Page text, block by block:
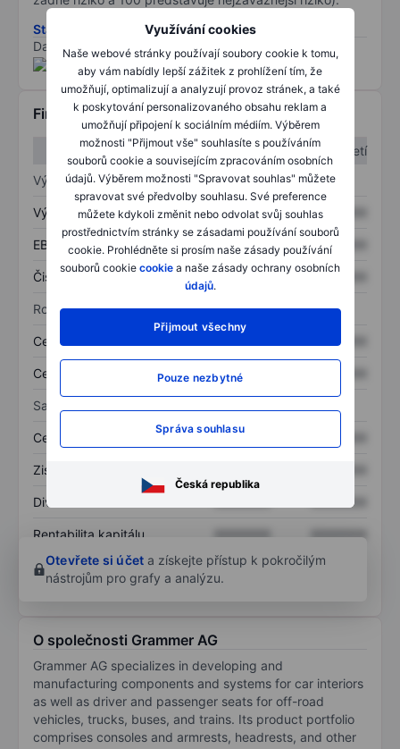
Využívání cookies
Naše webové stránky používají soubory cookie k tomu,
aby vám nabídly lepší zážitek z prohlížení tím, že
umožňují, optimalizují a analyzují provoz stránek, a také
k poskytování personalizovaného obsahu reklam a
umožňují připojení k sociálním médiím. Výběrem
možnosti "Přijmout vše" souhlasíte s používáním
souborů cookie a souvisejícím zpracováním osobních
údajů. Výběrem možnosti "Spravovat souhlas" můžete
spravovat své předvolby souhlasu. Své preference
můžete kdykoli změnit nebo odvolat svůj souhlas
prostřednictvím stránky se zásadami používání souborů
cookie. Prohlédněte si prosím naše zásady používání
souborů cookie cookie a naše zásady ochrany osobních
údajů.
Přijmout všechny
Pouze nezbytné
Správa souhlasu
Česká republika
Stáhněte si metodiku rizik ESG
Data poskytnuta od
Finanční informace
1. čtvrtletí
2. čtvrtletí
Výkaz zisku a ztráty
Výnos XXXXXXX XXXXXXX
EBITDA XXXXXXX XXXXXXX
Čistý příjem XXXXXXX XXXXXXX
Rozvaha
Celková aktiva XXXXXXX
Celkový dluh XXXXXXX
Sazby
Cena/tržby XXXXXXX
Zisk na akcii
Dividenda na akcii XXXXXXX
Rentabilita kapitálu XXXXXXX
XXXXXXX
Otevřete si účet a získejte přístup k pokročilým
nástrojům pro grafy a analýzu.
O společnosti Grammer AG
Grammer AG specializes in developing and
manufacturing components and systems for car interiors
as well as driver and passenger seats for off-road
vehicles, trucks, buses, and trains. Its product portfolio
comprises consoles and armrests, headrests, and other